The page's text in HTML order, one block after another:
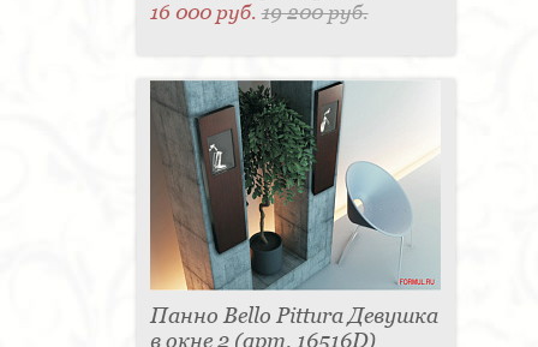
16 000 руб.19 200 руб.
Панно Bello Pittura Девушка
в окне 2 (арт. 16516D)